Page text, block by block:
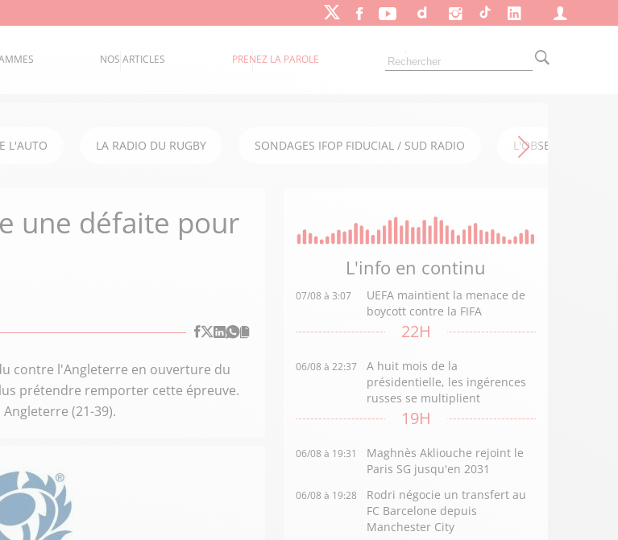
NOS ARTICLES PRENEZ LA PAROLE
L'AUTO LA RADIO DU RUGBY SONDAGES IFOP FIDUCIAL / SUD RADIO L'OBSERVATOIRE
une défaite pour
contre l'Angleterre en ouverture du
prétendre remporter cette épreuve.
(21-39).
L'info en continu
07/08 à 3:07
UEFA maintient la menace de
boycott contre la FIFA
22H
06/08 à 22:37
A huit mois de la
présidentielle, les ingérences
russes se multiplient
19H
06/08 à 19:31
Maghnès Akliouche rejoint le
Paris SG jusqu'en 2031
06/08 à 19:28
Rodri négocie un transfert au
FC Barcelone depuis
Manchester City